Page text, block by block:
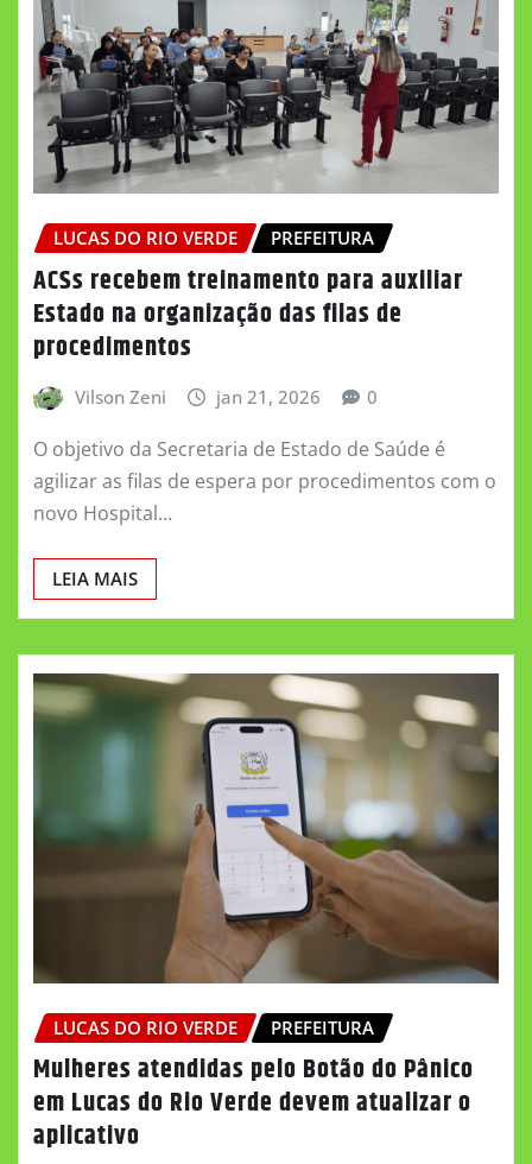
LUCAS DO RIO VERDE PREFEITURA
ACSs recebem treinamento para auxiliar
Estado na organização das filas de
procedimentos
Vilson Zeni jan 21, 2026 0
O objetivo da Secretaria de Estado de Saúde é
agilizar as filas de espera por procedimentos com o
novo Hospital…
LEIA MAIS
LUCAS DO RIO VERDE PREFEITURA
Mulheres atendidas pelo Botão do Pânico
em Lucas do Rio Verde devem atualizar o
aplicativo